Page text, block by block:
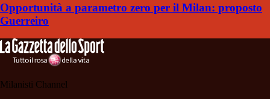
Opportunità a parametro zero per il Milan: proposto
Guerreiro
Milanisti Channel